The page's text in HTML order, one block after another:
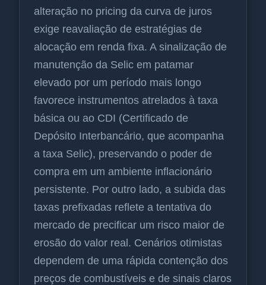
alteração no pricing da curva de juros
exige reavaliação de estratégias de
alocação em renda fixa. A sinalização de
manutenção da Selic em patamar
elevado por um período mais longo
favorece instrumentos atrelados à taxa
básica ou ao CDI (Certificado de
Depósito Interbancário, que acompanha
a taxa Selic), preservando o poder de
compra em um ambiente inflacionário
persistente. Por outro lado, a subida das
taxas prefixadas reflete a tentativa do
mercado de precificar um risco maior de
erosão do valor real. Cenários otimistas
dependem de uma rápida contenção dos
preços de combustíveis e de sinais claros